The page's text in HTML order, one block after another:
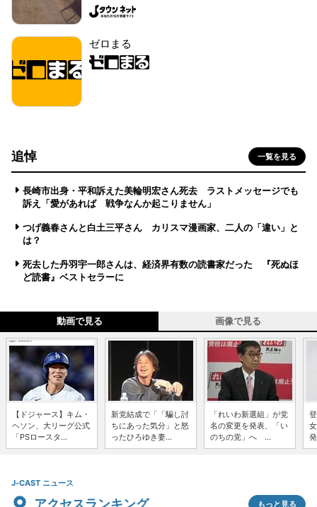
ゼロまる
追悼 一覧を見る
長崎市出身・平和訴えた美輪明宏さん死去 ラストメッセージでも
訴え「愛があれば 戦争なんか起こりません」
つげ義春さんと白土三平さん カリスマ漫画家、二人の「違い」と
は？
死去した丹羽宇一郎さんは、経済界有数の読書家だった 『死ぬほ
ど読書』ベストセラーに
動画で見る 画像で見る
【ドジャース】キム・
ヘソン、大リーグ公式
「PSロースタ...
新党結成で「「騙し討
ちにあった気分」と怒
ったひろゆき妻...
「れいわ新選組」が党
名の変更を発表、「い
のちの党」へ ...
J-CAST ニュース
アクセスランキング もっと見る